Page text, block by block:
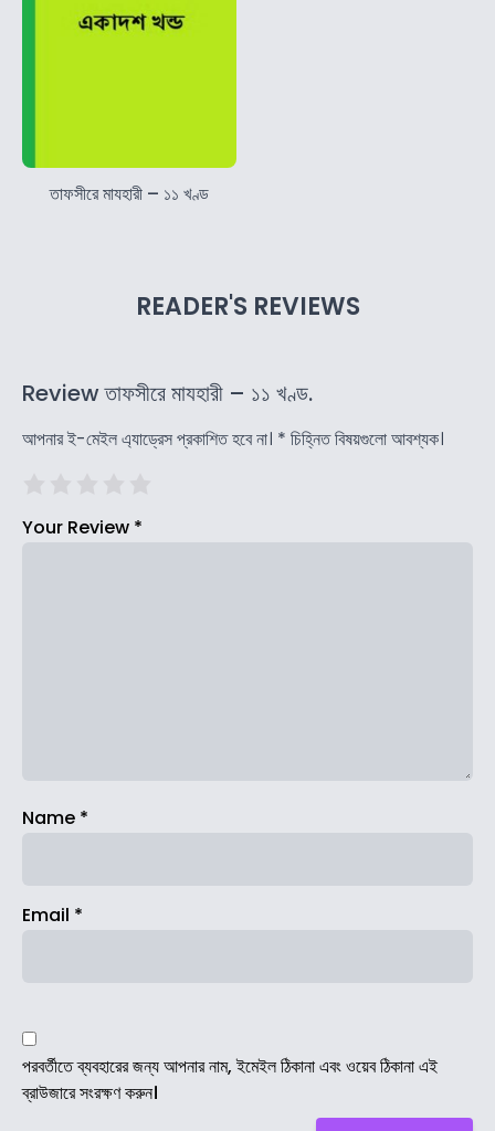
তাফসীরে মাযহারী – ১১ খণ্ড
READER'S REVIEWS
Review তাফসীরে মাযহারী – ১১ খণ্ড.
আপনার ই-মেইল এ্যাড্রেস প্রকাশিত হবে না। * চিহ্নিত বিষয়গুলো আবশ্যক।
Your Review *
Name *
Email *
পরবর্তীতে ব্যবহারের জন্য আপনার নাম, ইমেইল ঠিকানা এবং ওয়েব ঠিকানা এই
ব্রাউজারে সংরক্ষণ করুন।